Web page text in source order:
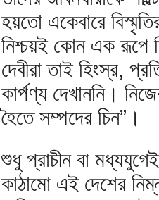
হয়তো একেবারে
নিশ্চয়ই কোন এক রূপে
দেবীরা তাই হিংস্র,
কার্পণ্য দেখাননি।
হৈতে সম্পদের চিন”।
শুধু প্রাচীন বা
কাঠামো এই দেশের